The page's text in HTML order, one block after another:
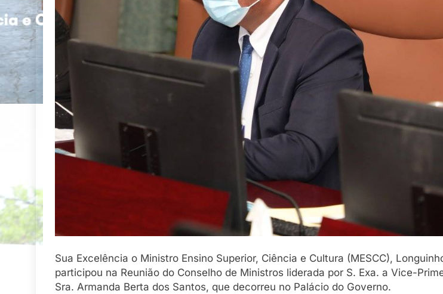
Sua Excelência o Ministro Ensino Superior, Ciência e Cultura (MESCC),
participou na Reunião do Conselho de Ministros liderada por S. Exa. a Vice-
Sra. Armanda Berta dos Santos, que decorreu no Palácio do Governo.